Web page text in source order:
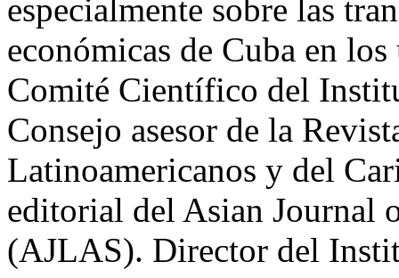
especialmente sobre las
económicas de Cuba en
Comité Científico del
Consejo asesor de la
Latinoamericanos y del
editorial del Asian Journal
(AJLAS). Director del